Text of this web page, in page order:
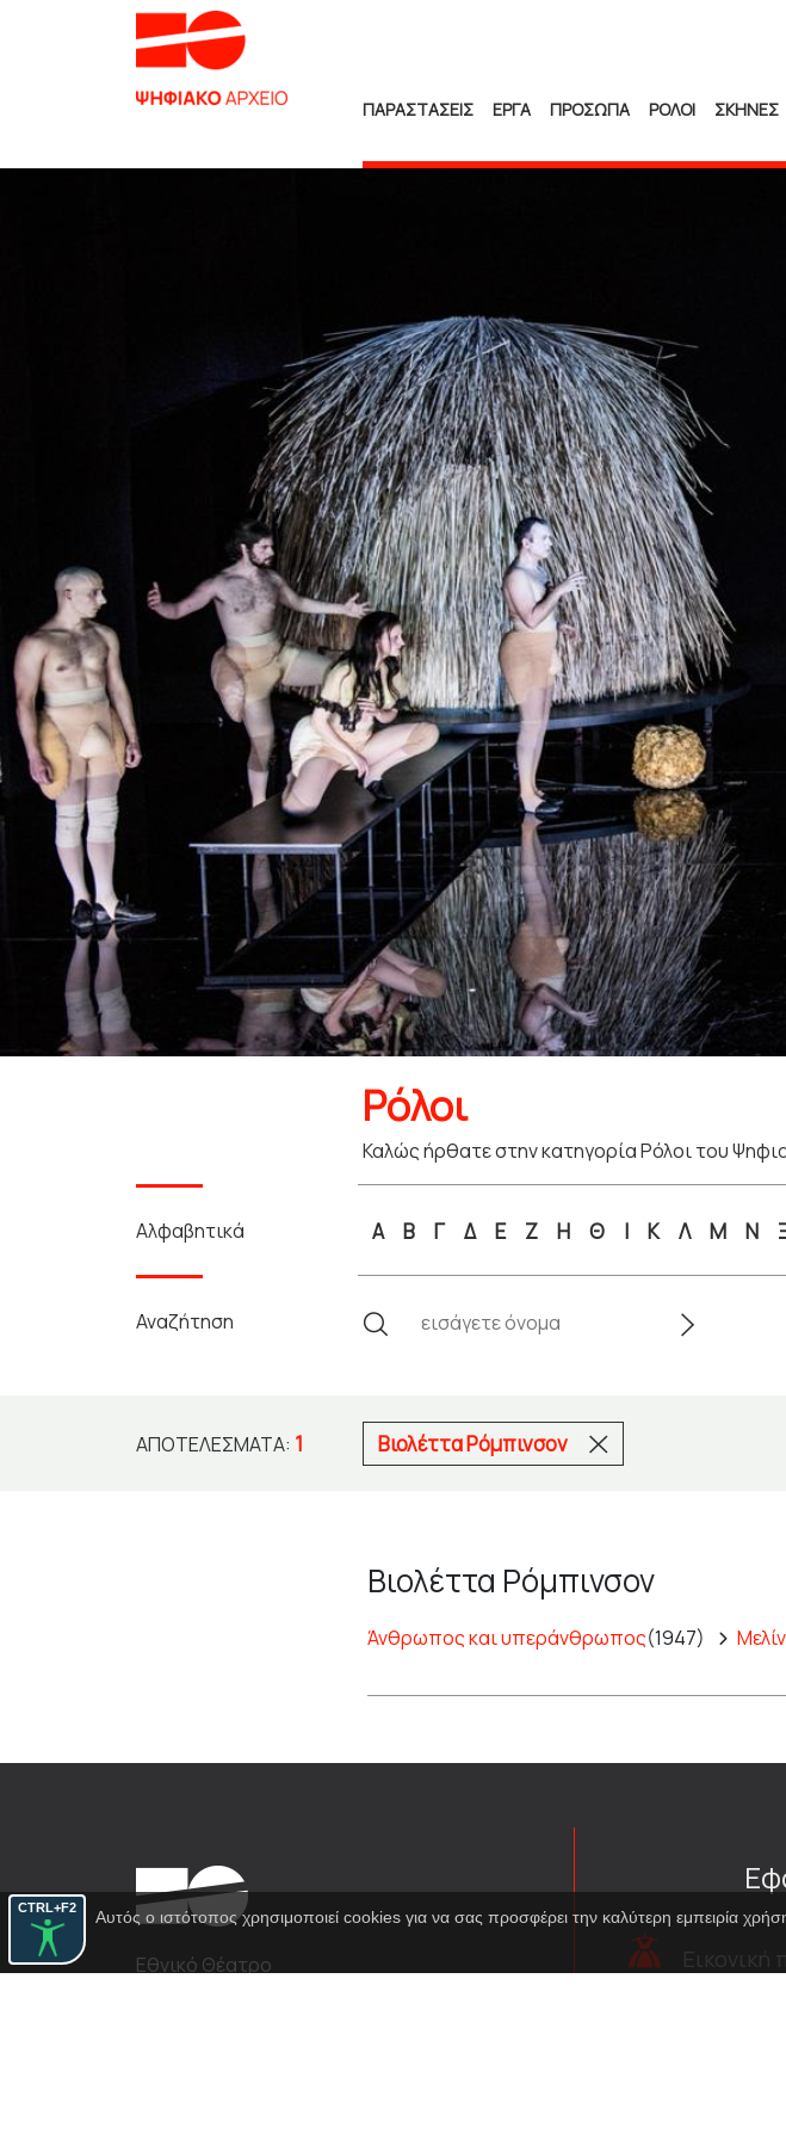
CTRL+F2
ΠΑΡΑΣΤΑΣΕΙΣ ΕΡΓΑ ΠΡΟΣΩΠΑ ΡΟΛΟΙ ΣΚΗΝΕΣ
Ρόλοι
Καλώς ήρθατε στην κατηγορία Ρόλοι του
Αλφαβητικά Α Β Γ Δ Ε Ζ Η Θ Ι Κ Λ Μ Ν
Αναζήτηση
ΑΠΟΤΕΛΈΣΜΑΤΑ: 1 Βιολέττα Ρόμπινσον
Βιολέττα Ρόμπινσον
Άνθρωπος και υπεράνθρωπος(1947)
Αυτός ο ιστότοπος χρησιμοποιεί cookies για να σας προσφέρει την καλύτερη εμπειρία
Εθνικό Θέατρο
Εικονική